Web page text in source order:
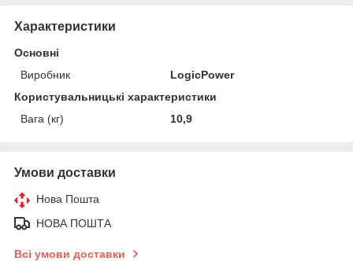
Характеристики
Основні
Виробник
LogicPower
Користувальницькі характеристики
Вага (кг)
10,9
Умови доставки
Нова Пошта
НОВА ПОШТА
Всі умови доставки